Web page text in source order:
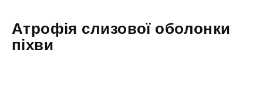
Атрофія слизової оболонки
піхви